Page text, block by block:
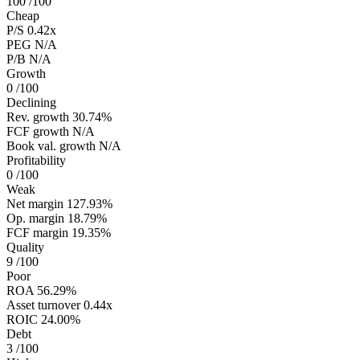
Cheap
P/S 0.42x
PEG N/A
P/B N/A
Growth
0 /100
Declining
Rev. growth 30.74%
FCF growth N/A
Book val. growth N/A
Profitability
0 /100
Weak
Net margin 127.93%
Op. margin 18.79%
FCF margin 19.35%
Quality
9 /100
Poor
ROA 56.29%
Asset turnover 0.44x
ROIC 24.00%
Debt
3 /100